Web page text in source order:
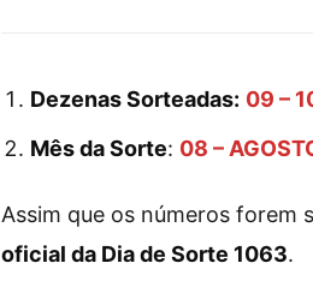
Dezenas Sorteadas: 09 –
Mês da Sorte: 08 –
Assim que os números forem
oficial da Dia de Sorte 1063.